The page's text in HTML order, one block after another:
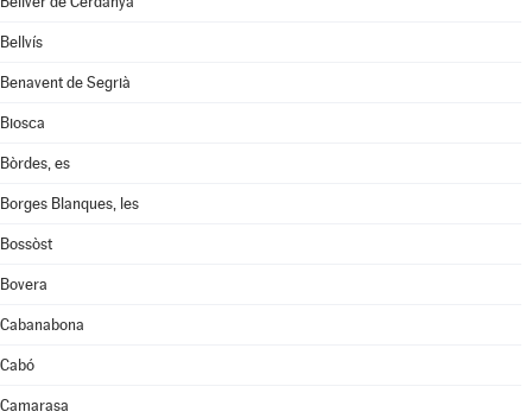
Bellvís
Benavent de Segrià
Biosca
Bòrdes, es
Borges Blanques, les
Bossòst
Bovera
Cabanabona
Cabó
Camarasa